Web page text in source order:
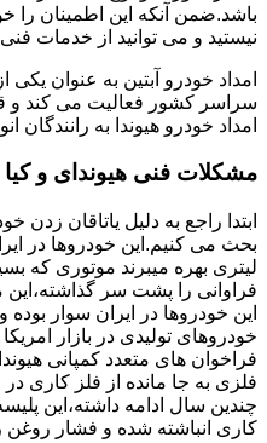
باشد.ضمن آنکه این اطمینان را
نیستید و می توانید از خدمات فنی
امداد خودرو آبتین به عنوان
سراسر کشور فعالیت می کند و
امداد خودرو هیوندا به رانندگان
مشکلات فنی هیوندای و
ابتدا راجع به دلیل یاتاقان زدن
لیتری بهره میبرند موتوری که
فراوانی را پشت سر گذاشته،این
این خودروها در ایران سوار بوده
خودروهای تولیدی در بازار
فراخوان های متعدد کمپانی
فلزی به جا مانده از فلز کاری
چندین سال ادامه داشته،این
کاری انباشته شده و فشار